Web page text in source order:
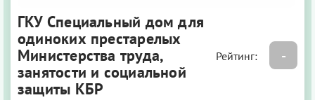
ГКУ Специальный дом для
одиноких престарелых
Министерства труда,
занятости и социальной
защиты КБР
Рейтинг: -